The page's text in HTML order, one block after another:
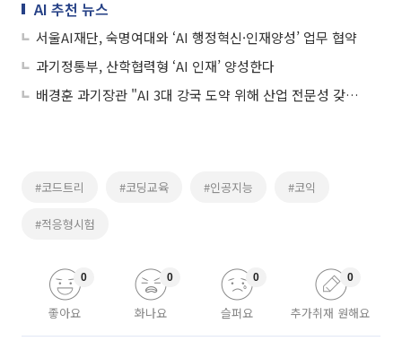
AI 추천 뉴스
서울AI재단, 숙명여대와 ‘AI 행정혁신·인재양성’ 업무 협약
과기정통부, 산학협력형 ‘AI 인재’ 양성한다
배경훈 과기장관 "AI 3대 강국 도약 위해 산업 전문성 갖춘 융합 인재 절실"
#코드트리 #코딩교육 #인공지능 #코익
#적응형시험
좋아요
0
화나요
0
슬퍼요
0
추가취재 원해요
0